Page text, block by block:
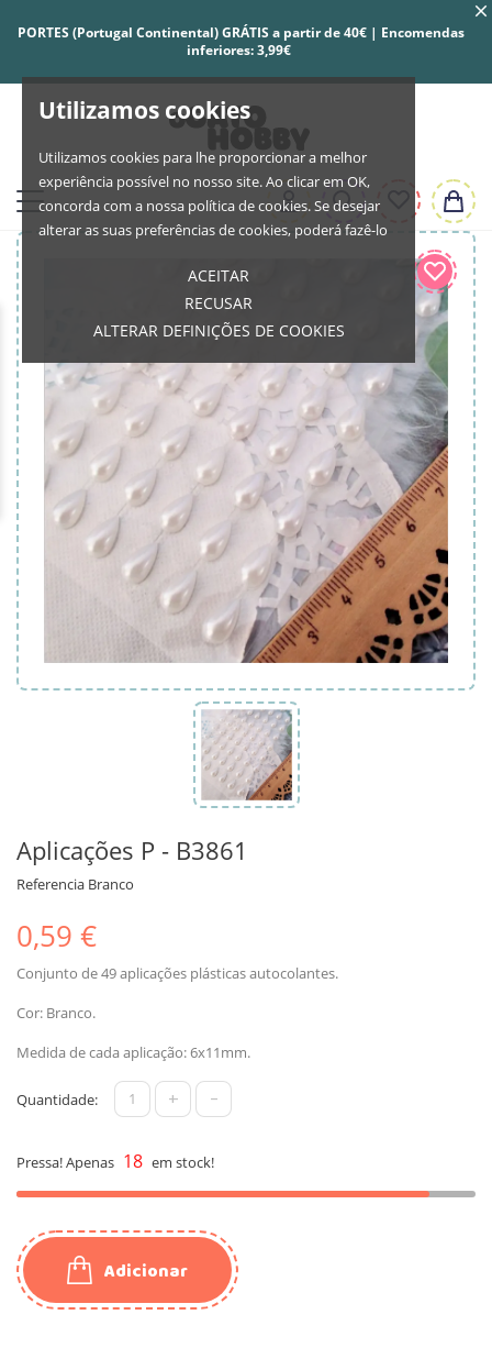
Utilizamos cookies
Utilizamos cookies para lhe proporcionar a melhor
experiência possível no nosso site. Ao clicar em OK,
concorda com a nossa política de cookies. Se desejar
alterar as suas preferências de cookies, poderá fazê-lo
ACEITAR
RECUSAR
ALTERAR DEFINIÇÕES DE COOKIES
PORTES (Portugal Continental) GRÁTIS a partir de 40€ | Encomendas
inferiores: 3,99€
Aplicações P - B3861
Referencia Branco
0,59 €
Conjunto de 49 aplicações plásticas autocolantes.
Cor: Branco.
Medida de cada aplicação: 6x11mm.
Quantidade: + -
Pressa! Apenas 18 em stock!
Adicionar